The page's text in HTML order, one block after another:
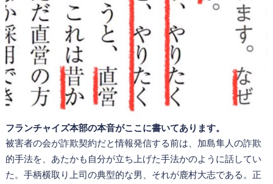
フランチャイズ本部の本音がここに書いてあります。
被害者の会が詐欺契約だと情報発信する前は、加島隼人の詐欺
的手法を、あたかも自分が立ち上げた手法かのように話してい
た。手柄横取り上司の典型的な男、それが鹿村大志である。正